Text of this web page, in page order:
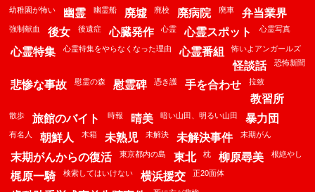
幼稚園が怖い 幽霊 幽霊船 廃墟 廃校 廃病院 廃車 弁当業界
強制献血 後女 後遺症 心臓発作 心霊 心霊スポット 心霊写真
心霊特集 心霊特集をやらなくなった理由 心霊番組 怖いよアンガールズ
怪談話 恐怖新聞
悲惨な事故 慰霊の森 慰霊碑 憑き護 手を合わせ 拉致
教習所
散歩 旅館のバイト 時報 晴美 暗い山田、明るい山田 暴力団
有名人 朝鮮人 木箱 未熟児 未解決 未解決事件 末期がん
末期がんからの復活 東京都内の島 東北 枕 柳原尋美 根絶やし
梶原一騎 検索してはいけない 横浜援交 正20面体